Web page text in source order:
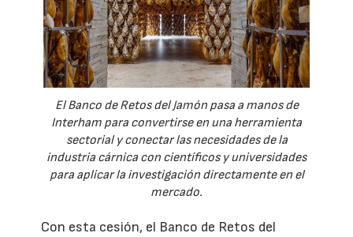
El Banco de Retos del Jamón pasa a manos de
Interham para convertirse en una herramienta
sectorial y conectar las necesidades de la
industria cárnica con científicos y universidades
para aplicar la investigación directamente en el
mercado.
Con esta cesión, el Banco de Retos del